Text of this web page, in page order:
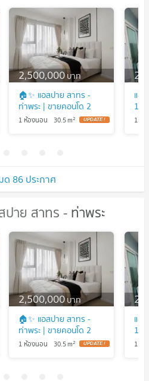
86 ประกาศ
2,500,000บาท
🏠✨ แอสปาย สาทร -
ท่าพระ | ขายคอนโด 2
ห้องนอน (HBH-ST-123)
1 ห้องนอน 30.5m2
แอ
1
(ขา
1 ห้
าย สาทร - ท่าพระ
ปาย สาทร -
2,500,000บาท
🏠✨ แอสปาย สาทร -
ท่าพระ | ขายคอนโด 2
ห้องนอน (HBH-ST-123)
1 ห้องนอน 30.5m2
แอ
1
(ขา
1 ห้